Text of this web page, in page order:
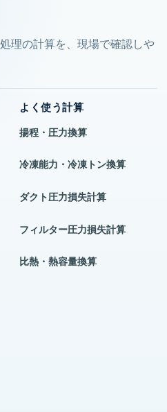
理の計算を、現場で確認しや
よく使う計算
揚程・圧力換算
冷凍能力・冷凍トン換算
ダクト圧力損失計算
フィルター圧力損失計算
比熱・熱容量換算